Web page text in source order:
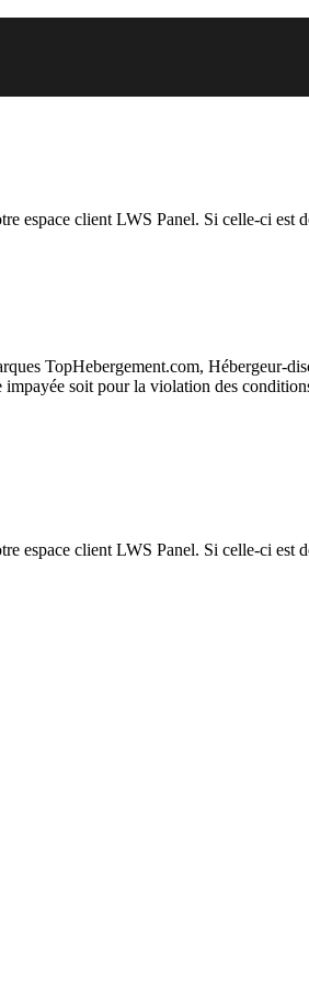
espace client LWS Panel. Si celle-ci
TopHebergement.com,
soit pour la violation des
espace client LWS Panel. Si celle-ci est